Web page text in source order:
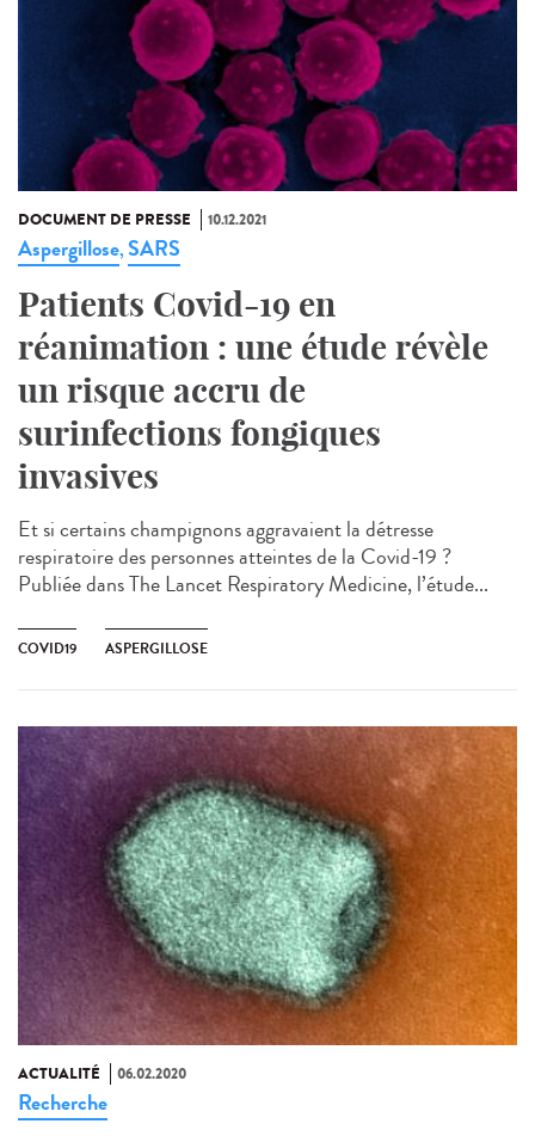
DOCUMENT DE PRESSE 10.12.2021
Aspergillose,SARS
Patients Covid-19 en
réanimation : une étude révèle
un risque accru de
surinfections fongiques
invasives
Et si certains champignons aggravaient la détresse
respiratoire des personnes atteintes de la Covid-19 ?
Publiée dans The Lancet Respiratory Medicine, l’étude...
COVID19 ASPERGILLOSE
ACTUALITÉ 06.02.2020
Recherche